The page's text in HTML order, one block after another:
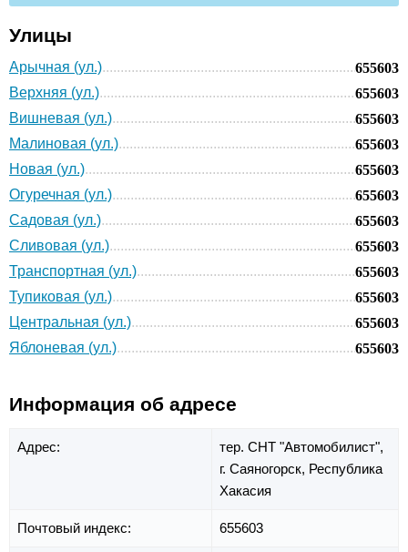
Улицы
Арычная (ул.)
655603
Верхняя (ул.)
655603
Вишневая (ул.)
655603
Малиновая (ул.)
655603
Новая (ул.)
655603
Огуречная (ул.)
655603
Садовая (ул.)
655603
Сливовая (ул.)
655603
Транспортная (ул.)
655603
Тупиковая (ул.)
655603
Центральная (ул.)
655603
Яблоневая (ул.)
655603
Информация об адресе
Адрес:
тер. СНТ "Автомобилист",
г. Саяногорск, Республика
Хакасия
Почтовый индекс: 655603